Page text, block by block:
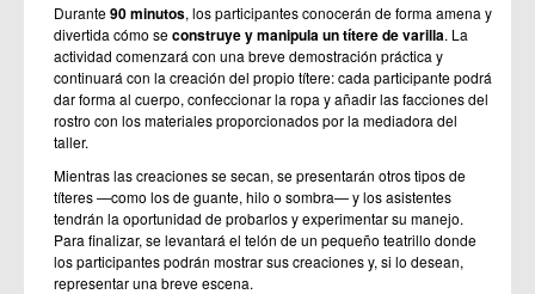
Durante90 minutos, los participantes conocerán de forma amena y
divertida cómo seconstruye y manipula un títere de varilla. La
actividad comenzará con una breve demostración práctica y
continuará con la creación del propio títere: cada participante podrá
dar forma al cuerpo, confeccionar la ropa y añadir las facciones del
rostro con los materiales proporcionados por la mediadora del
taller.
Mientras las creaciones se secan, se presentarán otros tipos de
títeres —como los de guante, hilo o sombra— y los asistentes
tendrán la oportunidad de probarlos y experimentar su manejo.
Para finalizar, se levantará el telón de un pequeño teatrillo donde
los participantes podrán mostrar sus creaciones y, si lo desean,
representar una breve escena.